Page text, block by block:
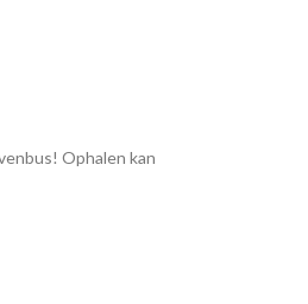
Ophalen kan